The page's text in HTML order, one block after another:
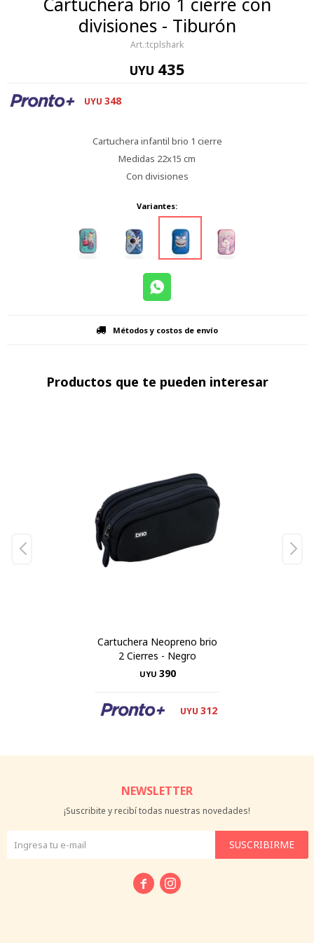
divisiones - Tiburón
tcplshark
UYU 435
UYU 348
Cartuchera infantil brio 1 cierre
Medidas 22x15 cm
Con divisiones
Variantes:
Métodos y costos de envío
Productos que te pueden interesar
Cartuchera Neopreno brio
2 Cierres - Negro
UYU 390
UYU 312
NEWSLETTER
¡Suscribite y recibí todas nuestras novedades!
SUSCRIBIRME
 